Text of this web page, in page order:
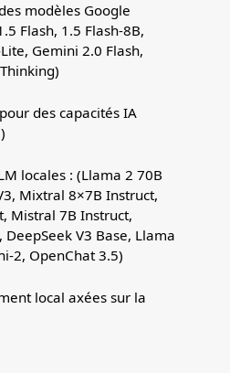
modèles Google
Flash, 1.5 Flash-8B,
Gemini 2.0 Flash,
des capacités IA
locales : (Llama 2 70B
Mixtral 8×7B Instruct,
Mistral 7B Instruct,
V3 Base, Llama
2, OpenChat 3.5)
local axées sur la